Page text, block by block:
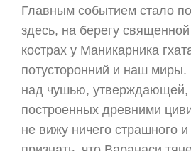
Главным событием стало
здесь, на берегу
кострах у Маникарника
потусторонний и наш
над чушью, утверждающей,
построенных древними
не вижу ничего